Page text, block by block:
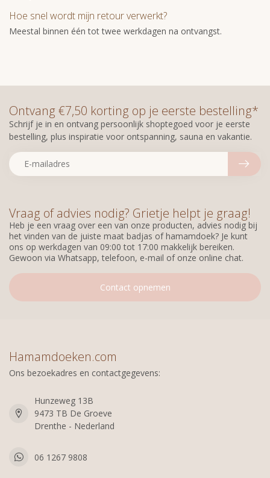
Hoe snel wordt mijn retour verwerkt?
Meestal binnen één tot twee werkdagen na ontvangst.
Vraag of advies nodig? Grietje helpt je graag!
Heb je een vraag over een van onze producten, advies nodig bij
het vinden van de juiste maat badjas of hamamdoek? Je kunt
ons op werkdagen van 09:00 tot 17:00 makkelijk bereiken.
Gewoon via Whatsapp, telefoon, e-mail of onze online chat.
Contact opnemen
Ontvang €7,50 korting op je eerste bestelling*
Schrijf je in en ontvang persoonlijk shoptegoed voor je eerste
bestelling, plus inspiratie voor ontspanning, sauna en vakantie.
Hamamdoeken.com
Ons bezoekadres en contactgegevens:
Hunzeweg 13B
9473 TB De Groeve
Drenthe - Nederland
06 1267 9808